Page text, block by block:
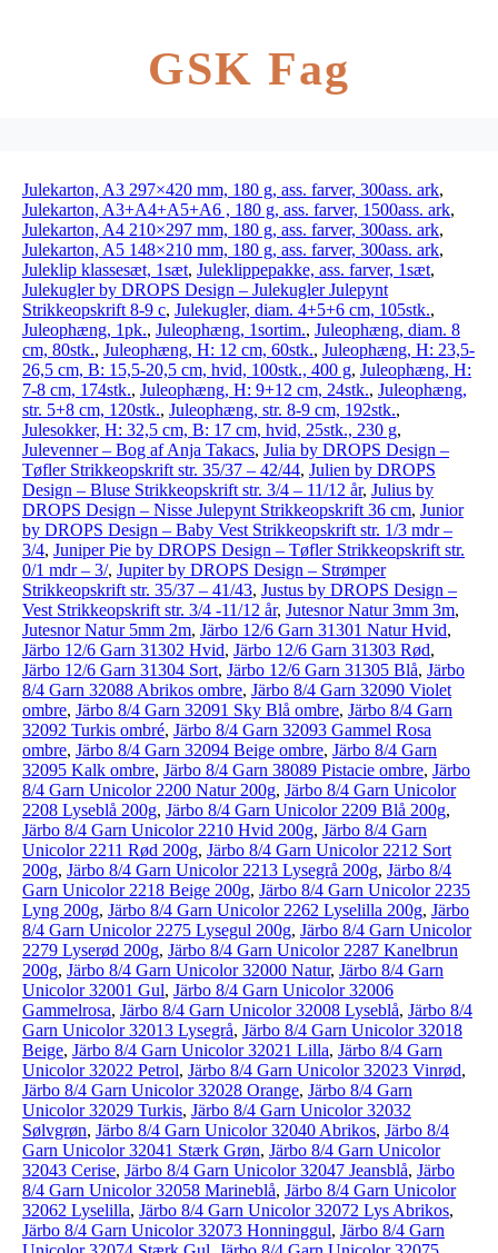
GSK Fag
Julekarton, A3 297×420 mm, 180 g, ass. farver, 300ass. ark,
Julekarton, A3+A4+A5+A6 , 180 g, ass. farver, 1500ass. ark,
Julekarton, A4 210×297 mm, 180 g, ass. farver, 300ass. ark,
Julekarton, A5 148×210 mm, 180 g, ass. farver, 300ass. ark,
Juleklip klassesæt, 1sæt, Juleklippepakke, ass. farver, 1sæt,
Julekugler by DROPS Design – Julekugler Julepynt
Strikkeopskrift 8-9 c, Julekugler, diam. 4+5+6 cm, 105stk.,
Juleophæng, 1pk., Juleophæng, 1sortim., Juleophæng, diam. 8
cm, 80stk., Juleophæng, H: 12 cm, 60stk., Juleophæng, H: 23,5-
26,5 cm, B: 15,5-20,5 cm, hvid, 100stk., 400 g, Juleophæng, H:
7-8 cm, 174stk., Juleophæng, H: 9+12 cm, 24stk., Juleophæng,
str. 5+8 cm, 120stk., Juleophæng, str. 8-9 cm, 192stk.,
Julesokker, H: 32,5 cm, B: 17 cm, hvid, 25stk., 230 g,
Julevenner – Bog af Anja Takacs, Julia by DROPS Design –
Tøfler Strikkeopskrift str. 35/37 – 42/44, Julien by DROPS
Design – Bluse Strikkeopskrift str. 3/4 – 11/12 år, Julius by
DROPS Design – Nisse Julepynt Strikkeopskrift 36 cm, Junior
by DROPS Design – Baby Vest Strikkeopskrift str. 1/3 mdr –
3/4, Juniper Pie by DROPS Design – Tøfler Strikkeopskrift str.
0/1 mdr – 3/, Jupiter by DROPS Design – Strømper
Strikkeopskrift str. 35/37 – 41/43, Justus by DROPS Design –
Vest Strikkeopskrift str. 3/4 -11/12 år, Jutesnor Natur 3mm 3m,
Jutesnor Natur 5mm 2m, Järbo 12/6 Garn 31301 Natur Hvid,
Järbo 12/6 Garn 31302 Hvid, Järbo 12/6 Garn 31303 Rød,
Järbo 12/6 Garn 31304 Sort, Järbo 12/6 Garn 31305 Blå, Järbo
8/4 Garn 32088 Abrikos ombre, Järbo 8/4 Garn 32090 Violet
ombre, Järbo 8/4 Garn 32091 Sky Blå ombre, Järbo 8/4 Garn
32092 Turkis ombré, Järbo 8/4 Garn 32093 Gammel Rosa
ombre, Järbo 8/4 Garn 32094 Beige ombre, Järbo 8/4 Garn
32095 Kalk ombre, Järbo 8/4 Garn 38089 Pistacie ombre, Järbo
8/4 Garn Unicolor 2200 Natur 200g, Järbo 8/4 Garn Unicolor
2208 Lyseblå 200g, Järbo 8/4 Garn Unicolor 2209 Blå 200g,
Järbo 8/4 Garn Unicolor 2210 Hvid 200g, Järbo 8/4 Garn
Unicolor 2211 Rød 200g, Järbo 8/4 Garn Unicolor 2212 Sort
200g, Järbo 8/4 Garn Unicolor 2213 Lysegrå 200g, Järbo 8/4
Garn Unicolor 2218 Beige 200g, Järbo 8/4 Garn Unicolor 2235
Lyng 200g, Järbo 8/4 Garn Unicolor 2262 Lyselilla 200g, Järbo
8/4 Garn Unicolor 2275 Lysegul 200g, Järbo 8/4 Garn Unicolor
2279 Lyserød 200g, Järbo 8/4 Garn Unicolor 2287 Kanelbrun
200g, Järbo 8/4 Garn Unicolor 32000 Natur, Järbo 8/4 Garn
Unicolor 32001 Gul, Järbo 8/4 Garn Unicolor 32006
Gammelrosa, Järbo 8/4 Garn Unicolor 32008 Lyseblå, Järbo 8/4
Garn Unicolor 32013 Lysegrå, Järbo 8/4 Garn Unicolor 32018
Beige, Järbo 8/4 Garn Unicolor 32021 Lilla, Järbo 8/4 Garn
Unicolor 32022 Petrol, Järbo 8/4 Garn Unicolor 32023 Vinrød,
Järbo 8/4 Garn Unicolor 32028 Orange, Järbo 8/4 Garn
Unicolor 32029 Turkis, Järbo 8/4 Garn Unicolor 32032
Sølvgrøn, Järbo 8/4 Garn Unicolor 32040 Abrikos, Järbo 8/4
Garn Unicolor 32041 Stærk Grøn, Järbo 8/4 Garn Unicolor
32043 Cerise, Järbo 8/4 Garn Unicolor 32047 Jeansblå, Järbo
8/4 Garn Unicolor 32058 Marineblå, Järbo 8/4 Garn Unicolor
32062 Lyselilla, Järbo 8/4 Garn Unicolor 32072 Lys Abrikos,
Järbo 8/4 Garn Unicolor 32073 Honninggul, Järbo 8/4 Garn